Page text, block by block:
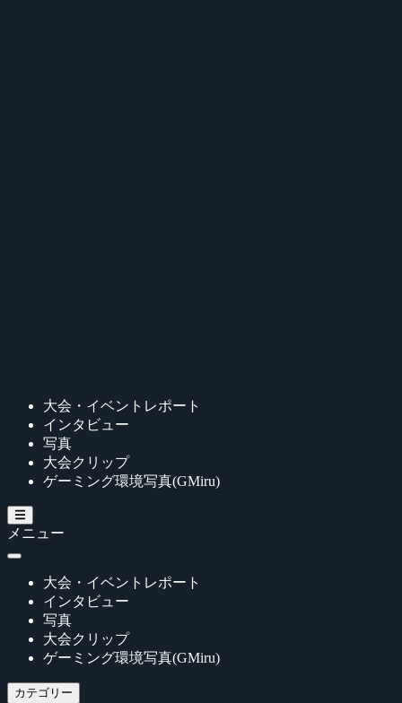
大会・イベントレポート
インタビュー
写真
大会クリップ
ゲーミング環境写真(GMiru)
メニュー
大会・イベントレポート
インタビュー
写真
大会クリップ
ゲーミング環境写真(GMiru)
カテゴリー